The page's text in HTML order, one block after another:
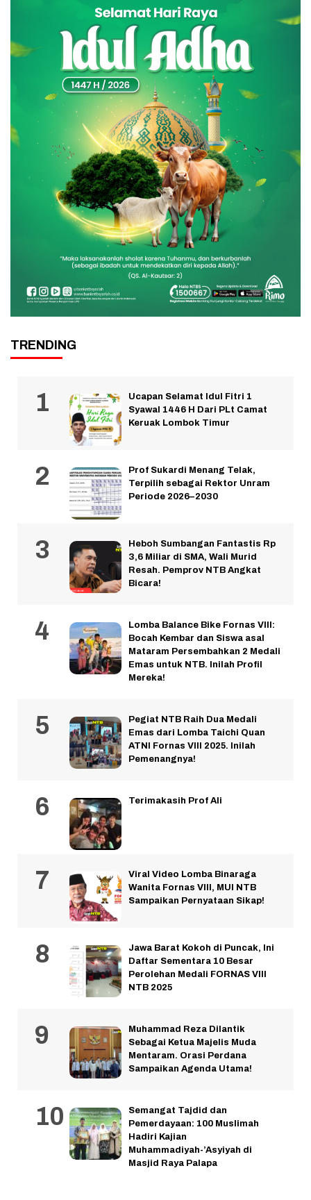
TRENDING
Ucapan Selamat Idul Fitri 1
Syawal 1446 H Dari PLt Camat
Keruak Lombok Timur
Prof Sukardi Menang Telak,
Terpilih sebagai Rektor Unram
Periode 2026–2030
Heboh Sumbangan Fantastis Rp
3,6 Miliar di SMA, Wali Murid
Resah. Pemprov NTB Angkat
Bicara!
Lomba Balance Bike Fornas VIII:
Bocah Kembar dan Siswa asal
Mataram Persembahkan 2 Medali
Emas untuk NTB. Inilah Profil
Mereka!
Pegiat NTB Raih Dua Medali
Emas dari Lomba Taichi Quan
ATNI Fornas VIII 2025. Inilah
Pemenangnya!
Terimakasih Prof Ali
Viral Video Lomba Binaraga
Wanita Fornas VIII, MUI NTB
Sampaikan Pernyataan Sikap!
Jawa Barat Kokoh di Puncak, Ini
Daftar Sementara 10 Besar
Perolehan Medali FORNAS VIII
NTB 2025
Muhammad Reza Dilantik
Sebagai Ketua Majelis Muda
Mentaram. Orasi Perdana
Sampaikan Agenda Utama!
Semangat Tajdid dan
Pemerdayaan: 100 Muslimah
Hadiri Kajian
Muhammadiyah-’Asyiyah di
Masjid Raya Palapa